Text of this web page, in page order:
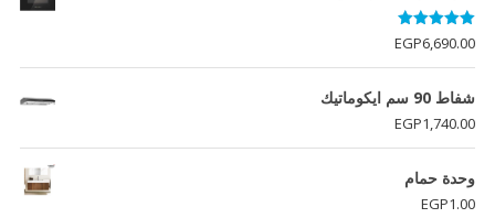
تم التقييم
5.00 من 5EGP6,690.00
شفاط 90 سم ايكوماتيك
EGP1,740.00
وحدة حمام
EGP1.00